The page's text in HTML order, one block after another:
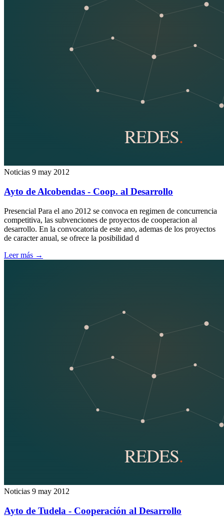
Noticias 9 may 2012
Ayto de Alcobendas - Coop. al Desarrollo
Presencial Para el ano 2012 se convoca en regimen de concurrencia
competitiva, las subvenciones de proyectos de cooperacion al
desarrollo. En la convocatoria de este ano, ademas de los proyectos
de caracter anual, se ofrece la posibilidad d
Leer más →
Noticias 9 may 2012
Ayto de Tudela - Cooperación al Desarrollo